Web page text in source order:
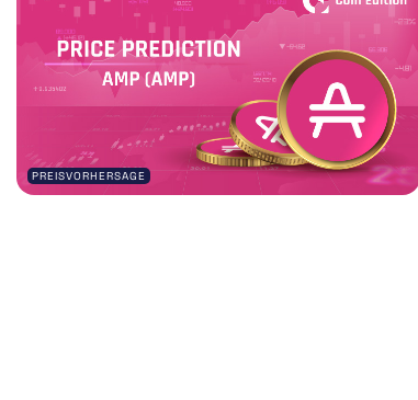
PREISVORHERSAGE